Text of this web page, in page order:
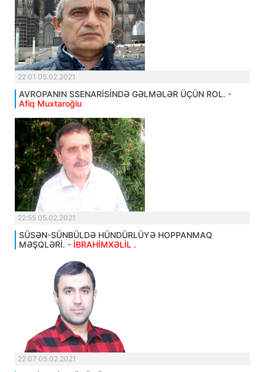
22:01 05.02.2021
AVROPANIN SSENARİSİNDƏ GƏLMƏLƏR ÜÇÜN ROL. -
Afiq Muxtaroğlu
22:55 05.02.2021
SÜSƏN-SÜNBÜLDƏ HÜNDÜRLÜYƏ HOPPANMAQ
MƏŞQLƏRİ. - İBRAHİMXƏLİL .
22:07 05.02.2021